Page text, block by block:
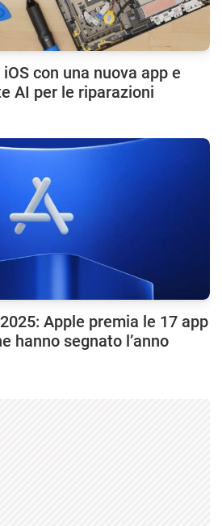
con una nuova app e
AI per le riparazioni
Apple premia le 17 app
hanno segnato l’anno